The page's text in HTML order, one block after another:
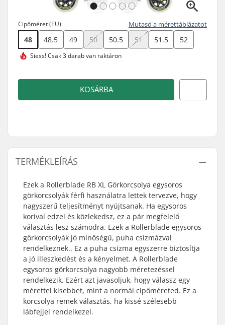
Cipőméret (EU) Mutasd a mérettáblázatot
48 48.5 49 50 50.5 51 51.5 52
Siess!Csak 3 darab van raktáron
KOSÁRBA
TERMÉKLEÍRÁS
Ezek a Rollerblade RB XL Görkorcsolya egysoros
görkorcsolyák férfi használatra lettek tervezve, hogy
nagyszerű teljesítményt nyújtsanak. Ha egysoros
korival edzel és közlekedsz, ez a pár megfelelő
választás lesz számodra. Ezek a Rollerblade egysoros
görkorcsolyák jó minőségű, puha csizmázval
rendelkeznek.. Ez a puha csizma egyszerre biztosítja
a jó illeszkedést és a kényelmet. A Rollerblade
egysoros görkorcsolya nagyobb méretezéssel
rendelkezik. Ezért azt javasoljuk, hogy válassz egy
mérettel kisebbet, mint a normál cipőméreted. Ez a
korcsolya remek választás, ha kissé szélesebb
lábfejjel rendelkezel.